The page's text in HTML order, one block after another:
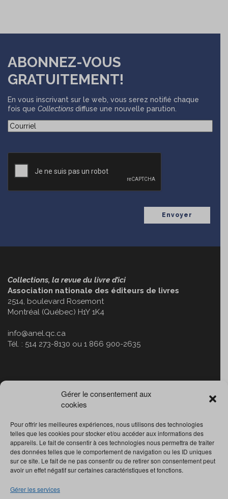
Gérer le consentement aux
cookies
Pour offrir les meilleures expériences, nous utilisons des technologies
telles que les cookies pour stocker et/ou accéder aux informations des
appareils. Le fait de consentir à ces technologies nous permettra de traiter
des données telles que le comportement de navigation ou les ID uniques
sur ce site. Le fait de ne pas consentir ou de retirer son consentement peut
avoir un effet négatif sur certaines caractéristiques et fonctions.
Gérer les services
ABONNEZ-VOUS
GRATUITEMENT!
En vous inscrivant sur le web, vous serez notifié chaque
fois que Collectionsdiffuse une nouvelle parution.
Courriel(Nécessaire)
Collections, la revue du livre d’ici
Association nationale des éditeurs de livres
2514, boulevard Rosemont
Montréal (Québec) H1Y 1K4
info@anel.qc.ca
Tél. : 514 273-8130 ou 1 866 900-2635
La revueCollectionsest une publication de :